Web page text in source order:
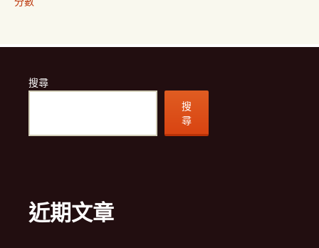
搜尋
搜
尋
近期文章